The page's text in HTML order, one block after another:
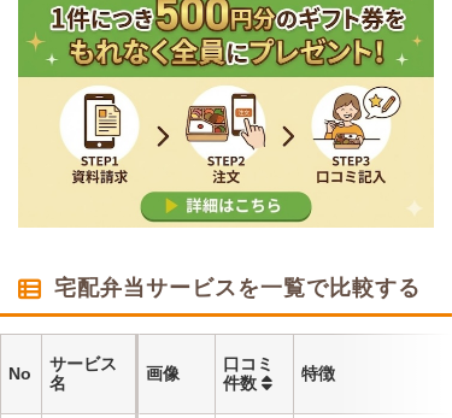
宅配弁当サービスを一覧で比較する
No
サービス
名
画像
口コミ
件数
特徴